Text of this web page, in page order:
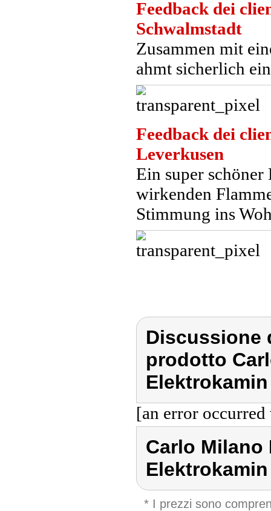
Feedback dei
Schwalmstadt
Zusammen mit
ahmt sicherlich
Feedback dei
Leverkusen
Ein super
wirkenden
Stimmung ins
Discussione
prodotto
[an error
Carlo Milano
* I prezzi sono